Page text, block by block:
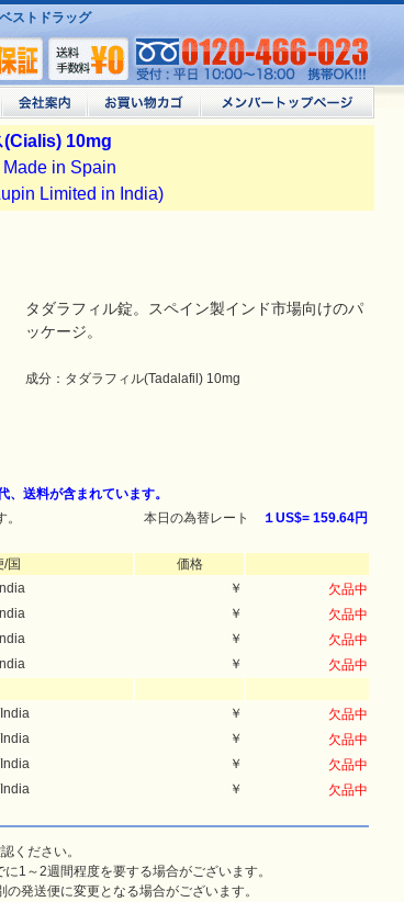
ストドラッグ
(Cialis) 10mg
Made in Spain
Limited in India)
タダラフィル錠。スペイン製インド市場向けのパ
ッケージ。
成分：タダラフィル(Tadalafil) 10mg
、送料が含まれています。
本日の為替レート １US$= 159.64円
/国
価格
￥
欠品中
￥
欠品中
￥
欠品中
￥ 欠品中
￥
欠品中
￥
欠品中
￥
欠品中
￥ 欠品中
ください。
1～2週間程度を要する場合がございます。
発送便に変更となる場合がございます。